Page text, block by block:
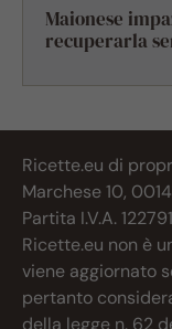
Maionese
recuperarla
Ricette.eu di
Marchese 10,
Partita I.V.A.
Ricette.eu non è
viene aggiornato
pertanto
della legge n. 62